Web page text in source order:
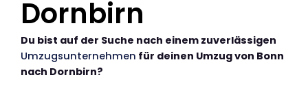
Dornbirn
Du bist auf der Suche nach einem zuverlässigen
Umzugsunternehmen für deinen Umzug von Bonn
nach Dornbirn?